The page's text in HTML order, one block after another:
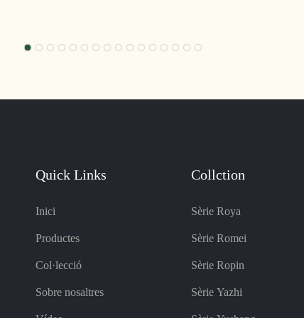
Quick Links
Inici
Productes
Col·lecció
Sobre nosaltres
Collction
Sèrie Roya
Sèrie Romei
Sèrie Ropin
Sèrie Yazhi